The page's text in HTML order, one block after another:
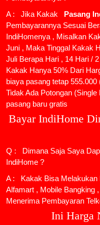
A : Jika Kakak
Pasang
Pembayarannya Sesuai
IndiHomenya , Misalkan
Juni , Maka Tinggal Kakak
Juli Berapa Hari , 14 Hari /
Kakak Hanya 50% Dari
biaya pasang tetap
Tidak Ada Potongan
pasang baru gratis
Bayar IndiHome
Q : Dimana Saja Saya
IndiHome ?
A : Kakak Bisa Melakukan
Alfamart , Mobile Bangking
Menerima Pembayaran
Ini Harga